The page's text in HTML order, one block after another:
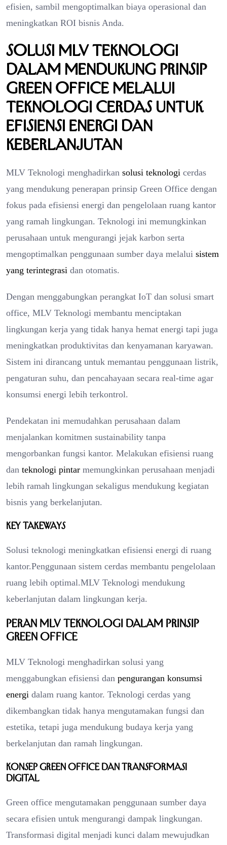
efisien, sambil mengoptimalkan biaya operasional dan
meningkatkan ROI bisnis Anda.
Solusi MLV Teknologi
dalam Mendukung Prinsip
Green Office melalui
Teknologi Cerdas untuk
Efisiensi Energi dan
Keberlanjutan
MLV Teknologi menghadirkan solusi teknologi cerdas
yang mendukung penerapan prinsip Green Office dengan
fokus pada efisiensi energi dan pengelolaan ruang kantor
yang ramah lingkungan. Teknologi ini memungkinkan
perusahaan untuk mengurangi jejak karbon serta
mengoptimalkan penggunaan sumber daya melalui sistem
yang terintegrasi dan otomatis.
Dengan menggabungkan perangkat IoT dan solusi smart
office, MLV Teknologi membantu menciptakan
lingkungan kerja yang tidak hanya hemat energi tapi juga
meningkatkan produktivitas dan kenyamanan karyawan.
Sistem ini dirancang untuk memantau penggunaan listrik,
pengaturan suhu, dan pencahayaan secara real-time agar
konsumsi energi lebih terkontrol.
Pendekatan ini memudahkan perusahaan dalam
menjalankan komitmen sustainability tanpa
mengorbankan fungsi kantor. Melakukan efisiensi ruang
dan teknologi pintar memungkinkan perusahaan menjadi
lebih ramah lingkungan sekaligus mendukung kegiatan
bisnis yang berkelanjutan.
Key Takeways
Solusi teknologi meningkatkan efisiensi energi di ruang
kantor.Penggunaan sistem cerdas membantu pengelolaan
ruang lebih optimal.MLV Teknologi mendukung
keberlanjutan dalam lingkungan kerja.
Peran MLV Teknologi dalam Prinsip
Green Office
MLV Teknologi menghadirkan solusi yang
menggabungkan efisiensi dan pengurangan konsumsi
energi dalam ruang kantor. Teknologi cerdas yang
dikembangkan tidak hanya mengutamakan fungsi dan
estetika, tetapi juga mendukung budaya kerja yang
berkelanjutan dan ramah lingkungan.
Konsep Green Office dan Transformasi
Digital
Green office mengutamakan penggunaan sumber daya
secara efisien untuk mengurangi dampak lingkungan.
Transformasi digital menjadi kunci dalam mewujudkan